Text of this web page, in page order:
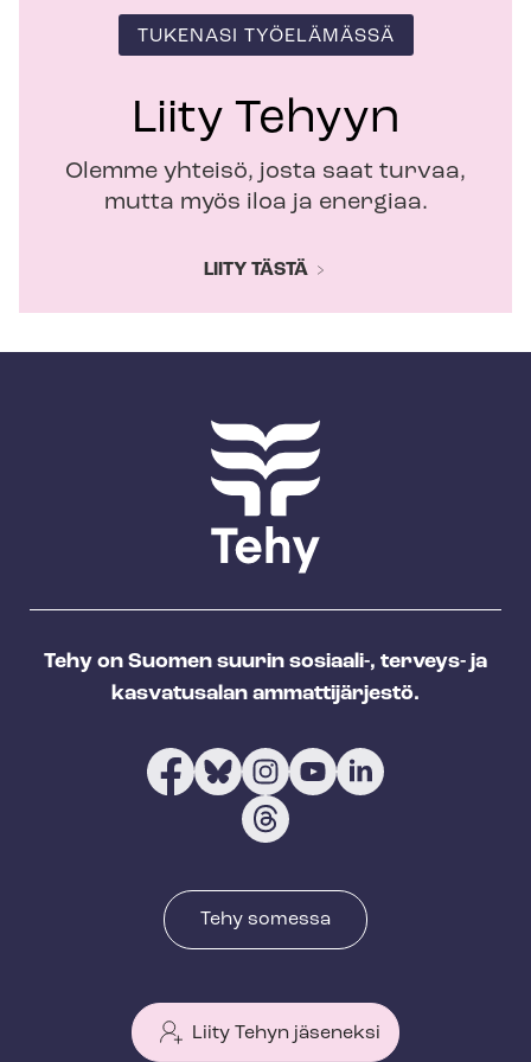
TUKENASI TYÖELÄMÄSSÄ
Liity Tehyyn
Olemme yhteisö, josta saat turvaa,
mutta myös iloa ja energiaa.
LIITY TÄSTÄ
Tehy on Suomen suurin sosiaali-, terveys- ja
kasvatusalan ammattijärjestö.
Tehy somessa
Liity Tehyn jäseneksi